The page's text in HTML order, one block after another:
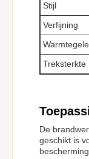
Stijl
Verfijning
Treksterkte
De
geschikt is